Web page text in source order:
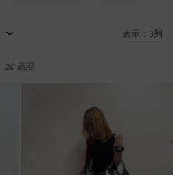
表示：3列
20 商品